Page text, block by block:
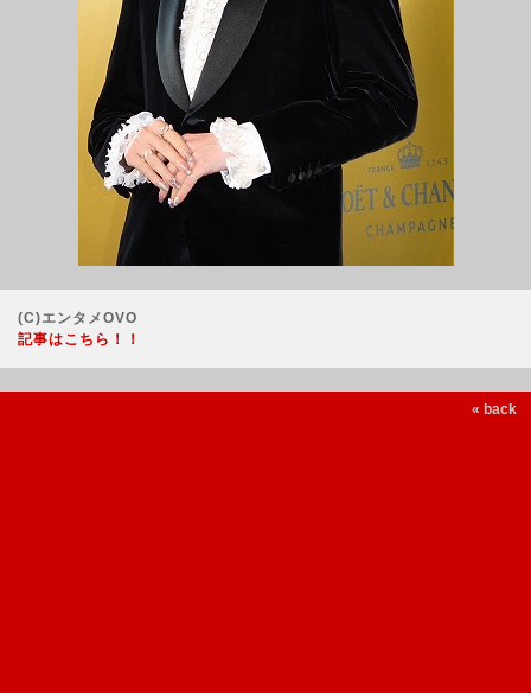
(C)エンタメOVO
記事はこちら！！
« back